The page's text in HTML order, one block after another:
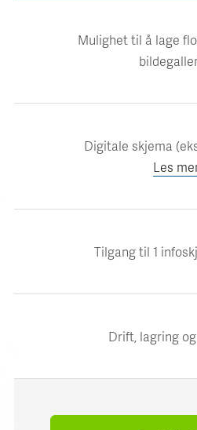
Mulighet til å lage
Digitale skjema
Les
Tilgang til 1
Drift, lagring